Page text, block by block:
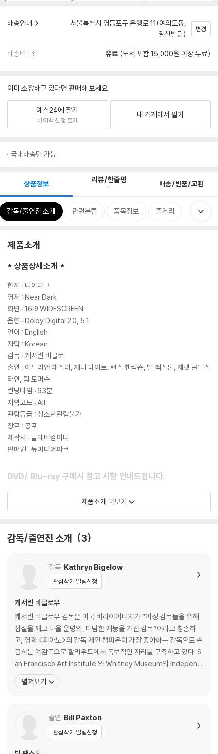
배송안내
서울특별시 영등포구 은행로 11(여의도동,
일신빌딩)
변경
배송비 유료 (도서 포함 15,000원 이상 무료)
이미 소장하고 있다면 판매해 보세요.
예스24에 팔기
바이백 신청 불가
내 가게에서 팔기
국내배송만 가능
상품정보 리뷰/한줄평
1 배송/반품/교환
감독/출연진 소개 관련분류 품목정보 줄거리
제품소개
* 상품상세소개 *
한제 : 니어다크
영제 : Near Dark
화면 : 16:9 WIDESCREEN
음향 : Dolby Digital 2.0, 5.1
언어 : English
자막 : Korean
감독 : 케서린 비글로
출연 : 아드리안 패스더, 제니 라이트, 랜스 헨릭슨, 빌 팩스톤, 제넷 골드스
타인, 팀 토머슨
런닝타임 : 93분
지역코드 : All
관람등급 : 청소년관람불가
장르 : 공포
제작사 : 클레버컴퍼니
판매원 : 뉴미디어파크
DVD/ Blu-ray 구매시 참고 사항 안내드립니다.
※ 4K블루레이, 3D 블루레이 재생 관련 안내
1) 4K UHD 디스크는 대용량의 데이터 전송이 필요하므로 4K전용 플레
2) 3D 블루레이는 전용 플레이어와 3D 지원 TV를 통해서만 재생 가능합
※ 아웃케이스/구성품/포장 상태
1) 제작/배송 과정에서 경미한 아웃케이스 주름, 모서리 눌림 및 갈라짐이
발생할 수 있습니다. 반품을 원하실 경우 미개봉 상태로 문의 부탁드립니
2) 스틸북 케이스 제작 과정에서 기포 혹은 경미한 인쇄 오류가 발생할 수
있습니다.
3) 렌티큘러 스틸북의 경우, 보호필름이 붙어 판매되기도 합니다. 보호필
름 손상에 의한 교환/반품은 불가합니다.
에 의한 교환/반품은 불가합니다.
환/반품이 제한될 수 있습니다.
※ 디스크 재생 불량
제품소개 더보기
감독/출연진 소개 3
감독 Kathryn Bigelow
관심작가 알림신청
캐서린 비글로우
캐서린 비글로우 감독은 미국 버라이어티지가 “여성 감독들을 위해
껍질을 깨고 나올 운명의, 대담한 재능을 가진 감독”이라고 칭송하
고, 영화 <피아노>의 감독 제인 캠피온이 가장 좋아하는 감독으로 손
꼽히는 여감독으로 할리우드에서 독보적인 자리를 구축하고 있다. S
an Francisco Art Institute 와 Whitney Museum의 Independ
ent Study Program에서 미술 공부를 하고 베니스 비엔날레에도
참석하는 등 화가로서도 그 능력을 인정 받은 인물이다. 초창기에는
펼쳐보기
출연 Bill Paxton
관심작가 알림신청